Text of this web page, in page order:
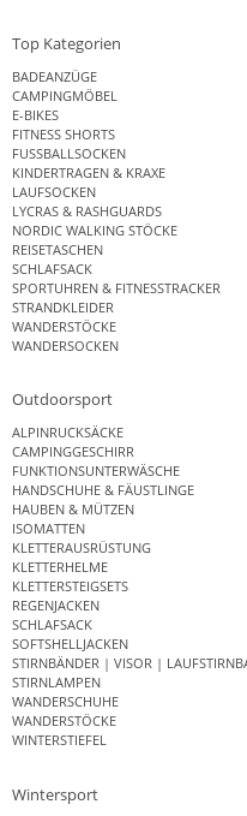
Top Kategorien
BADEANZÜGE
CAMPINGMÖBEL
E-BIKES
FITNESS SHORTS
FUSSBALLSOCKEN
KINDERTRAGEN & KRAXE
LAUFSOCKEN
LYCRAS & RASHGUARDS
NORDIC WALKING STÖCKE
REISETASCHEN
SCHLAFSACK
SPORTUHREN & FITNESSTRACKER
STRANDKLEIDER
WANDERSTÖCKE
WANDERSOCKEN
Outdoorsport
ALPINRUCKSÄCKE
CAMPINGGESCHIRR
FUNKTIONSUNTERWÄSCHE
HANDSCHUHE & FÄUSTLINGE
HAUBEN & MÜTZEN
ISOMATTEN
KLETTERAUSRÜSTUNG
KLETTERHELME
KLETTERSTEIGSETS
REGENJACKEN
SCHLAFSACK
SOFTSHELLJACKEN
STIRNBÄNDER | VISOR |
STIRNLAMPEN
WANDERSCHUHE
WANDERSTÖCKE
WINTERSTIEFEL
Wintersport